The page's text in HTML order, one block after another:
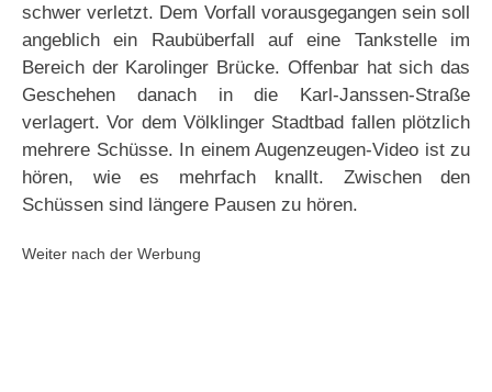
schwer verletzt. Dem Vorfall vorausgegangen sein soll
angeblich ein Raubüberfall auf eine Tankstelle im
Bereich der Karolinger Brücke. Offenbar hat sich das
Geschehen danach in die Karl-Janssen-Straße
verlagert. Vor dem Völklinger Stadtbad fallen plötzlich
mehrere Schüsse. In einem Augenzeugen-Video ist zu
hören, wie es mehrfach knallt. Zwischen den
Schüssen sind längere Pausen zu hören.
Weiter nach der Werbung